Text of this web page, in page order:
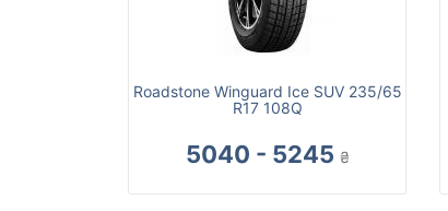
Roadstone Winguard Ice SUV 235/65
R17 108Q
5040 - 5245 ₴